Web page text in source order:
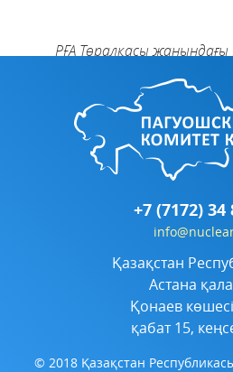
РҒА Төралқасы
+7 (7172) 34
Қазақстан
Астана
Қонаев
қабат 15,
© 2018 Қазақстан